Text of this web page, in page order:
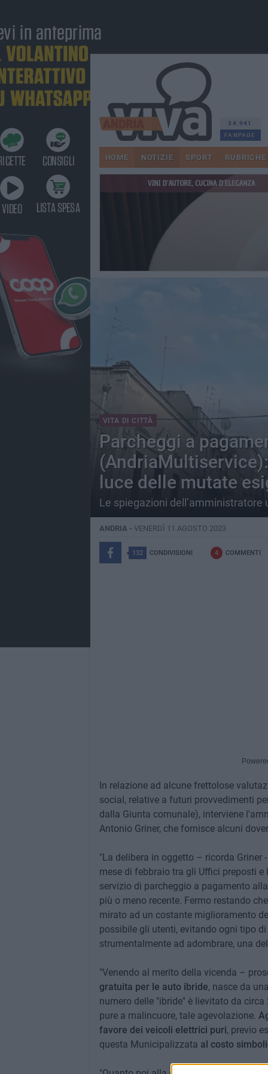
34.941
FANPAGE
HOME NOTIZIE SPORT RUBRICHE
VITA DI CITTÀ
Parcheggi a
luce delle mutate
Le spiegazioni
ANDRIA - VENERDÌ 11 AGOSTO 2023
132 CONDIVISIONI 4 COMMENTI
In relazione ad alcune frettolose
social, relative a futuri provvedimenti
dalla Giunta comunale), interviene
Antonio Griner, che fornisce alcuni
"La delibera in oggetto – ricorda
mese di febbraio tra gli Uffici preposti
servizio di parcheggio a pagamento
più o meno recente. Fermo restando
mirato ad un costante miglioramento
possibile gli utenti, evitando ogni tipo
strumentalmente ad adombrare, una
"Venendo al merito della vicenda –
gratuita per le auto ibride, nasce da
numero delle "ibride" è lievitato da
pure a malincuore, tale agevolazione.
favore dei veicoli elettrici puri, previo
questa Municipalizzata al costo